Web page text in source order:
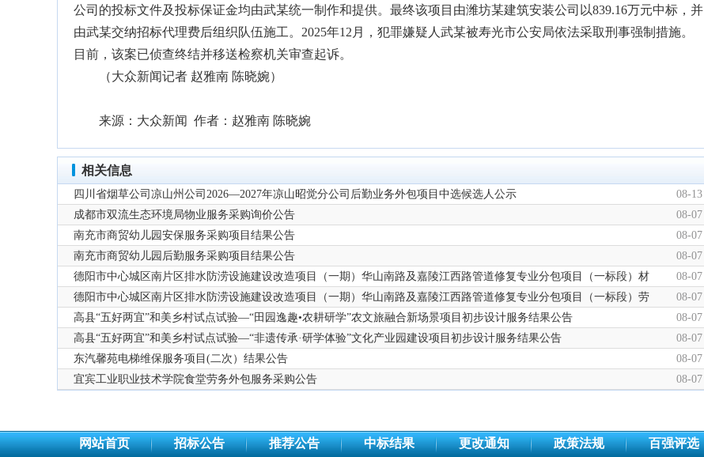
公司的投标文件及投标保证金均由武某统一制作和提供。最终该项目由潍坊某建筑安装公司以839.16万元中标，并
由武某交纳招标代理费后组织队伍施工。2025年12月，犯罪嫌疑人武某被寿光市公安局依法采取刑事强制措施。
目前，该案已侦查终结并移送检察机关审查起诉。
（大众新闻记者 赵雅南 陈晓婉）
来源：大众新闻 作者：赵雅南 陈晓婉
相关信息
四川省烟草公司凉山州公司2026—2027年凉山昭觉分公司后勤业务外包项目中选候选人公示
08-13
成都市双流生态环境局物业服务采购询价公告
08-07
南充市商贸幼儿园安保服务采购项目结果公告
08-07
南充市商贸幼儿园后勤服务采购项目结果公告
08-07
德阳市中心城区南片区排水防涝设施建设改造项目（一期）华山南路及嘉陵江西路管道修复专业分包项目（一标段）材
料采购评选公告
08-07
​德阳市中心城区南片区排水防涝设施建设改造项目（一期）华山南路及嘉陵江西路管道修复专业分包项目（一标段）劳
务服务评选公告
08-07
高县“五好两宜”和美乡村试点试验—“田园逸趣•农耕研学”农文旅融合新场景项目初步设计服务结果公告
08-07
高县“五好两宜”和美乡村试点试验—“非遗传承·研学体验”文化产业园建设项目初步设计服务结果公告
08-07
东汽馨苑电梯维保服务项目(二次）结果公告
08-07
宜宾工业职业技术学院食堂劳务外包服务采购公告
08-07
网站首页 招标公告 推荐公告 中标结果 更改通知 政策法规 百强评选